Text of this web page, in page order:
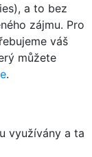
a to bez
zájmu. Pro
váš
můžete
.
využívány a ta